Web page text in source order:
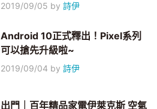
2019/09/05 by詩伊
Android 10正式釋出！Pixel系列
可以搶先升級啦~
2019/09/04 by詩伊
出門｜百年精品家電伊萊克斯 空氣